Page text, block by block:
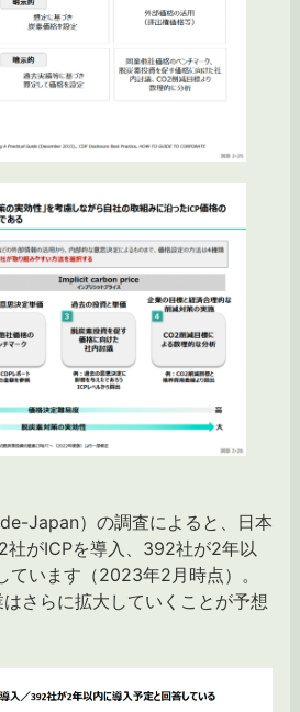
Japan）の調査によると、日本
がICPを導入、392社が2年以
ています（2023年2月時点）。
さらに拡大していくことが予想